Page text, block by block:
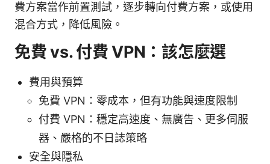
費方案當作前置測試，逐步轉向付費方案，或使用
混合方式，降低風險。
免費 vs. 付費 VPN：該怎麼選
費用與預算
免費 VPN：零成本，但有功能與速度限制
付費 VPN：穩定高速度、無廣告、更多伺服
器、嚴格的不日誌策略
安全與隱私